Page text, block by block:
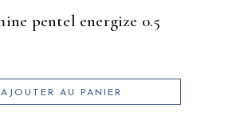
AJOUTER AU PANIER